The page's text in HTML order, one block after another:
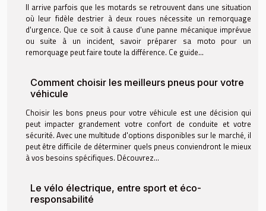
Il arrive parfois que les motards se retrouvent dans une situation
où leur fidèle destrier à deux roues nécessite un remorquage
d'urgence. Que ce soit à cause d'une panne mécanique imprévue
ou suite à un incident, savoir préparer sa moto pour un
remorquage peut faire toute la différence. Ce guide...
Comment choisir les meilleurs pneus pour votre
véhicule
Choisir les bons pneus pour votre véhicule est une décision qui
peut impacter grandement votre confort de conduite et votre
sécurité. Avec une multitude d'options disponibles sur le marché, il
peut être difficile de déterminer quels pneus conviendront le mieux
à vos besoins spécifiques. Découvrez...
Le vélo électrique, entre sport et éco-
responsabilité